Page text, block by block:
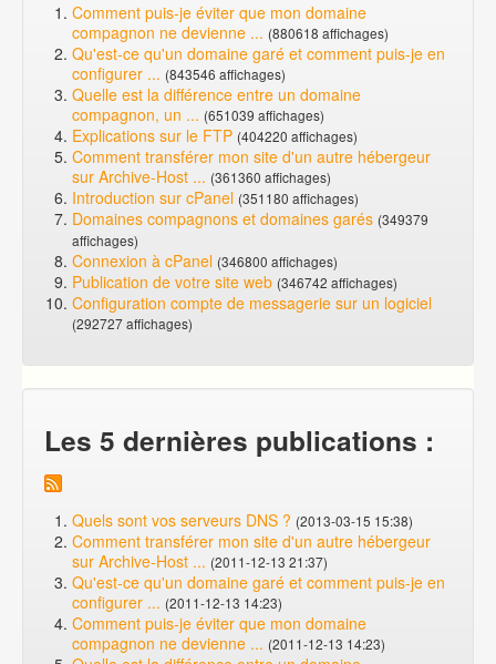
Comment puis-je éviter que mon domaine
compagnon ne devienne ... (880618 affichages)
Qu'est-ce qu'un domaine garé et comment puis-je en
configurer ... (843546 affichages)
Quelle est la différence entre un domaine
compagnon, un ... (651039 affichages)
Explications sur le FTP (404220 affichages)
Comment transférer mon site d'un autre hébergeur
sur Archive-Host ... (361360 affichages)
Introduction sur cPanel (351180 affichages)
Domaines compagnons et domaines garés (349379
affichages)
Connexion à cPanel (346800 affichages)
Publication de votre site web (346742 affichages)
Configuration compte de messagerie sur un logiciel
(292727 affichages)
Les 5 dernières publications :
Quels sont vos serveurs DNS ? (2013-03-15 15:38)
Comment transférer mon site d'un autre hébergeur
sur Archive-Host ... (2011-12-13 21:37)
Qu'est-ce qu'un domaine garé et comment puis-je en
configurer ... (2011-12-13 14:23)
Comment puis-je éviter que mon domaine
compagnon ne devienne ... (2011-12-13 14:23)